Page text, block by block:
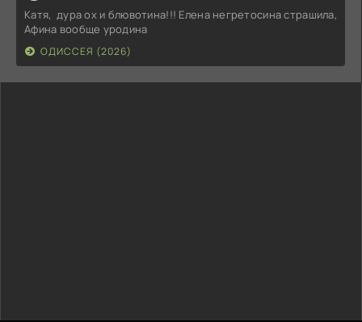
Катя, дура ох и блювотина!!! Елена негретосина страшила,
Афина вообще уродина
ОДИССЕЯ (2026)